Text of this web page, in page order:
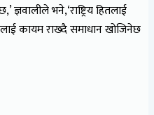
भने,‘राष्ट्रिय हितलाई
कायम राख्दै समाधान खोजिनेछ